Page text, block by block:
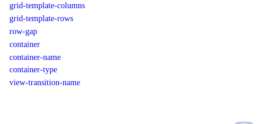
grid-template-columns
grid-template-rows
row-gap
container
container-name
container-type
view-transition-name